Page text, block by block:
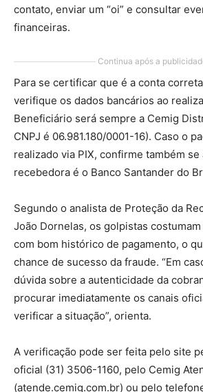
contato, enviar um “oi” e consultar
financeiras.
Continua após a
Para se certificar que é a conta
verifique os dados bancários ao
Beneficiário será sempre a Cemig
CNPJ é 06.981.180/0001-16). Caso o
realizado via PIX, confirme também
recebedora é o Banco Santander do
Segundo o analista de Proteção da
João Dornelas, os golpistas
com bom histórico de pagamento, o
chance de sucesso da fraude. “Em
dúvida sobre a autenticidade da
procurar imediatamente os canais
verificar a situação”, orienta.
A verificação pode ser feita pelo site
oficial (31) 3506-1160, pelo Cemig
(atende.cemig.com.br) ou pelo